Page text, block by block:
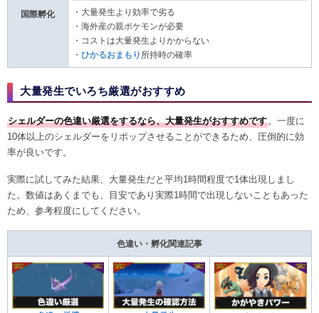
国際孵化
・大量発生より効率で劣る
・海外産の親ポケモンが必要
・コストは大量発生よりかからない
・ ひかるおまもり 所持時の確率
大量発生でいろち厳選がおすすめ
シェルダーの色違い厳選をするなら、大量発生がおすすめです。一度に
10体以上のシェルダーをリポップさせることができるため、圧倒的に効
率が良いです。
実際に試してみた結果、大量発生だと平均1時間程度で1体出現しまし
た。数値はあくまでも、目安であり実際1時間で出現しないこともあった
ため、参考程度にしてください。
色違い・孵化関連記事